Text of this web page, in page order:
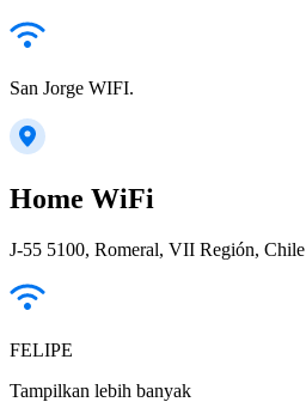
San Jorge WIFI.
Home WiFi
J-55 5100, Romeral, VII Región, Chile
FELIPE
Tampilkan lebih banyak